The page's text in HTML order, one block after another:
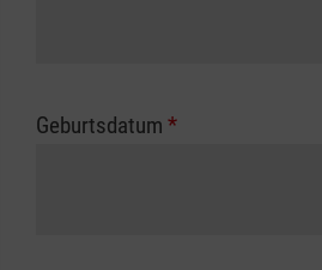
Geburtsdatum *